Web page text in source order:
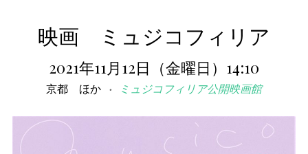
映画 ミュジコフィリア
2021年11月12日（金曜日）14:10
京都 ほか ミュジコフィリア公開映画館